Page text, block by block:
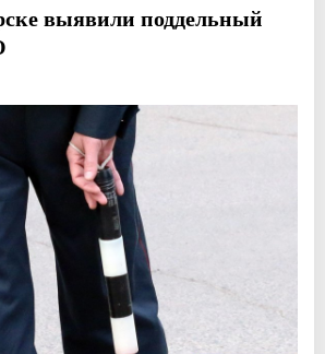
выявили поддельный